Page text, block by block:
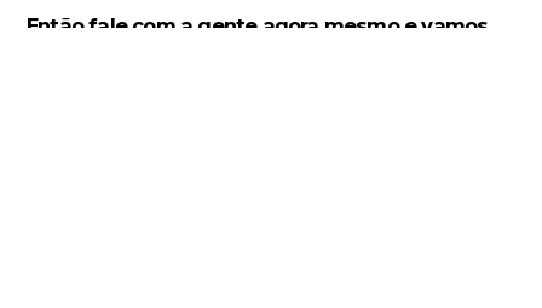
Então fale com a gente agora mesmo e vamos